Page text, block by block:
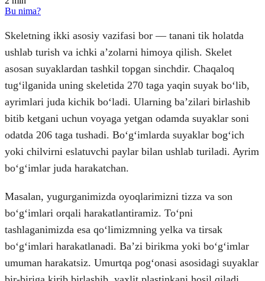
Bu nima?
Skeletning ikki asosiy vazifasi bor — tanani tik holatda
ushlab turish va ichki aʼzolarni himoya qilish. Skelet
asosan suyaklardan tashkil topgan sinchdir. Chaqaloq
tugʻilganida uning skeletida 270 taga yaqin suyak boʻlib,
ayrimlari juda kichik boʻladi. Ularning baʼzilari birlashib
bitib ketgani uchun voyaga yetgan odamda suyaklar soni
odatda 206 taga tushadi. Boʻgʻimlarda suyaklar bogʻich
yoki chilvirni eslatuvchi paylar bilan ushlab turiladi. Ayrim
boʻgʻimlar juda harakatchan.
Masalan, yugurganimizda oyoqlarimizni tizza va son
boʻgʻimlari orqali harakatlantiramiz. Toʻpni
tashlaganimizda esa qoʻlimizmning yelka va tirsak
boʻgʻimlari harakatlanadi. Baʼzi birikma yoki boʻgʻimlar
umuman harakatsiz. Umurtqa pogʻonasi asosidagi suyaklar